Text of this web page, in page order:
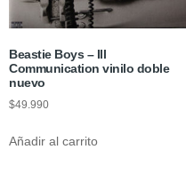
Beastie Boys – Ill
Communication vinilo doble
nuevo
$49.990
Añadir al carrito